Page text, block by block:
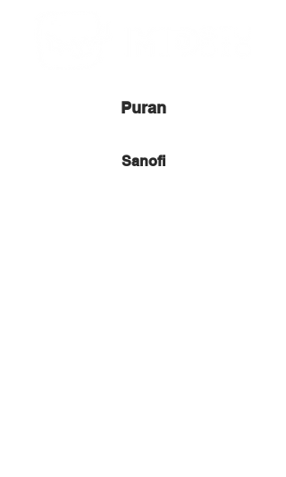
Puran
Sanofi